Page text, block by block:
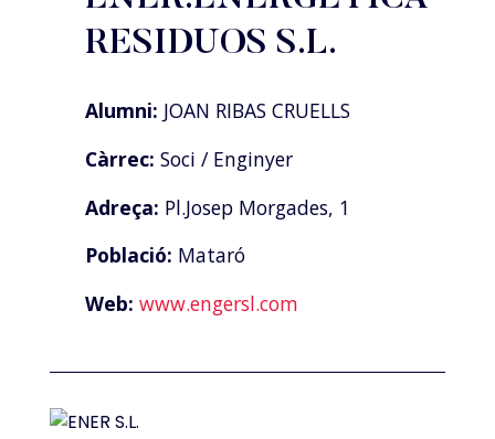
RESIDUOS S.L.
Alumni: JOAN RIBAS CRUELLS
Càrrec: Soci / Enginyer
Adreça: Pl.Josep Morgades, 1
Població: Mataró
Web: www.engersl.com